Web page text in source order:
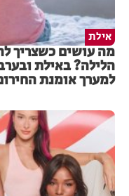
אילת
מה עושים כשצריך
הלילה? באילת
למערך אומנת